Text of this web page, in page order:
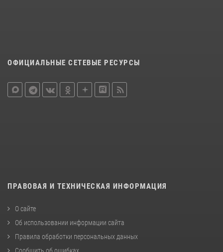
ОФИЦИАЛЬНЫЕ СЕТЕВЫЕ РЕСУРСЫ
ПРАВОВАЯ И ТЕХНИЧЕСКАЯ ИНФОРМАЦИЯ
О сайте
Об использовании информации сайта
Правила обработки персональных данных